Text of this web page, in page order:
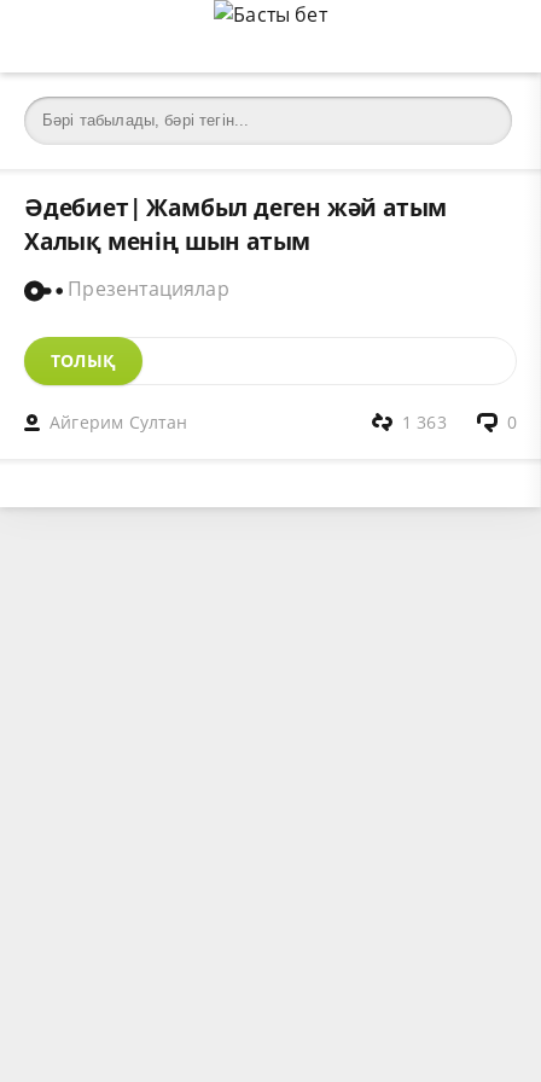
Әдебиет| Жамбыл деген жәй атым
Халық менің шын атым
Презентациялар
ТОЛЫҚ
Айгерим Султан 0
1 363